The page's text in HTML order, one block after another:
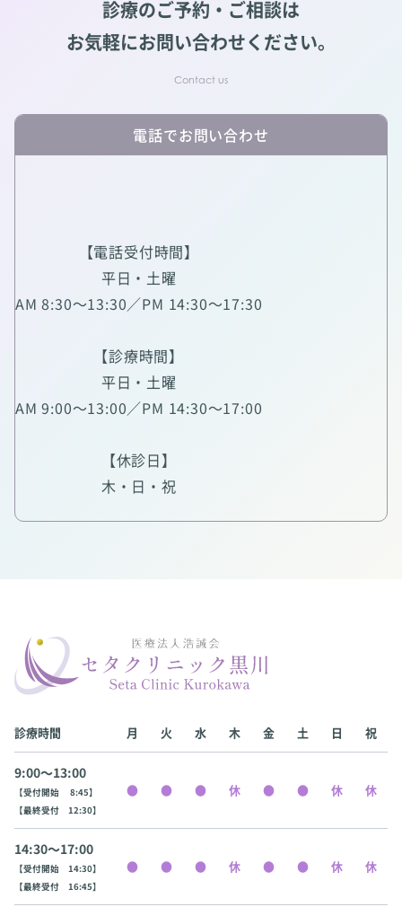
診療のご予約・ご相談は
お気軽にお問い合わせください。
電話でお問い合わせ
【電話受付時間】
平日・土曜
AM 8:30～13:30／PM 14:30～17:30
【診療時間】
平日・土曜
AM 9:00～13:00／PM 14:30～17:00
【休診日】
木・日・祝
診療時間 月 火 水 木 金 土 日 祝
9:00〜13:00
【受付開始 8:45】
【最終受付 12:30】
14:30〜17:00
【受付開始 14:30】
【最終受付 16:45】